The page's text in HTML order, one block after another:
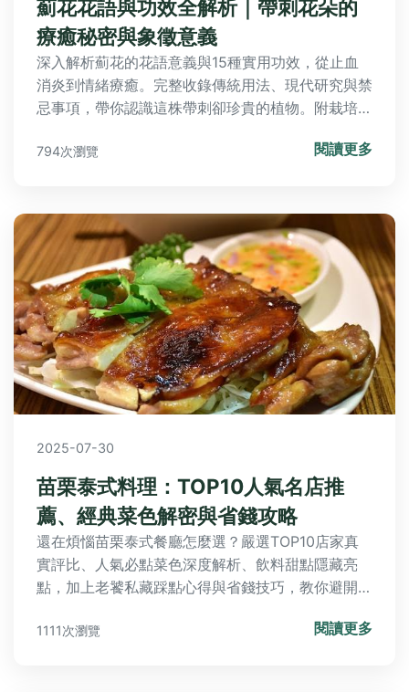
苗栗泰式料理：TOP10人氣名店推
薦、經典菜色解密與省錢攻略
還在煩惱苗栗泰式餐廳怎麼選？嚴選TOP10店家真
實評比、人氣必點菜色深度解析、飲料甜點隱藏亮
點，加上老饕私藏踩點心得與省錢技巧，教你避開地
雷、吃出道地泰味！想知道苗栗泰式美味秘訣？答案
都在這！
1111次瀏覽 閱讀更多
韓國國花木槿花深度解析：歷史文化
與實用觀賞指南
本文全面解析韓國國花木槿花的歷史背景、文化意
義、象徵精神，並提供在韓國觀賞木槿花的實用地點
槿花的魅力與實用知識。